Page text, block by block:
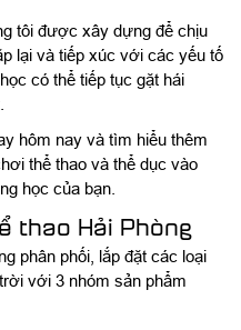
tôi được xây dựng để chịu
lại và tiếp xúc với các yếu tố
có thể tiếp tục gặt hái
hôm nay và tìm hiểu thêm
thể thao và thể dục vào
học của bạn.
thao Hải Phòng
phân phối, lắp đặt các loại
với 3 nhóm sản phẩm